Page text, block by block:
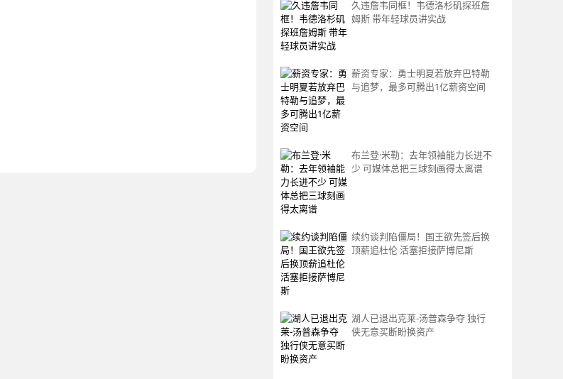
久违詹韦同框！韦德洛杉矶探班詹
姆斯 带年轻球员讲实战
薪资专家：勇士明夏若放弃巴特勒
与追梦，最多可腾出1亿薪资空间
布兰登·米勒：去年领袖能力长进不
少 可媒体总把三球刻画得太离谱
续约谈判陷僵局！国王欲先签后换
顶薪追杜伦 活塞拒接萨博尼斯
湖人已退出克莱-汤普森争夺 独行
侠无意买断盼换资产